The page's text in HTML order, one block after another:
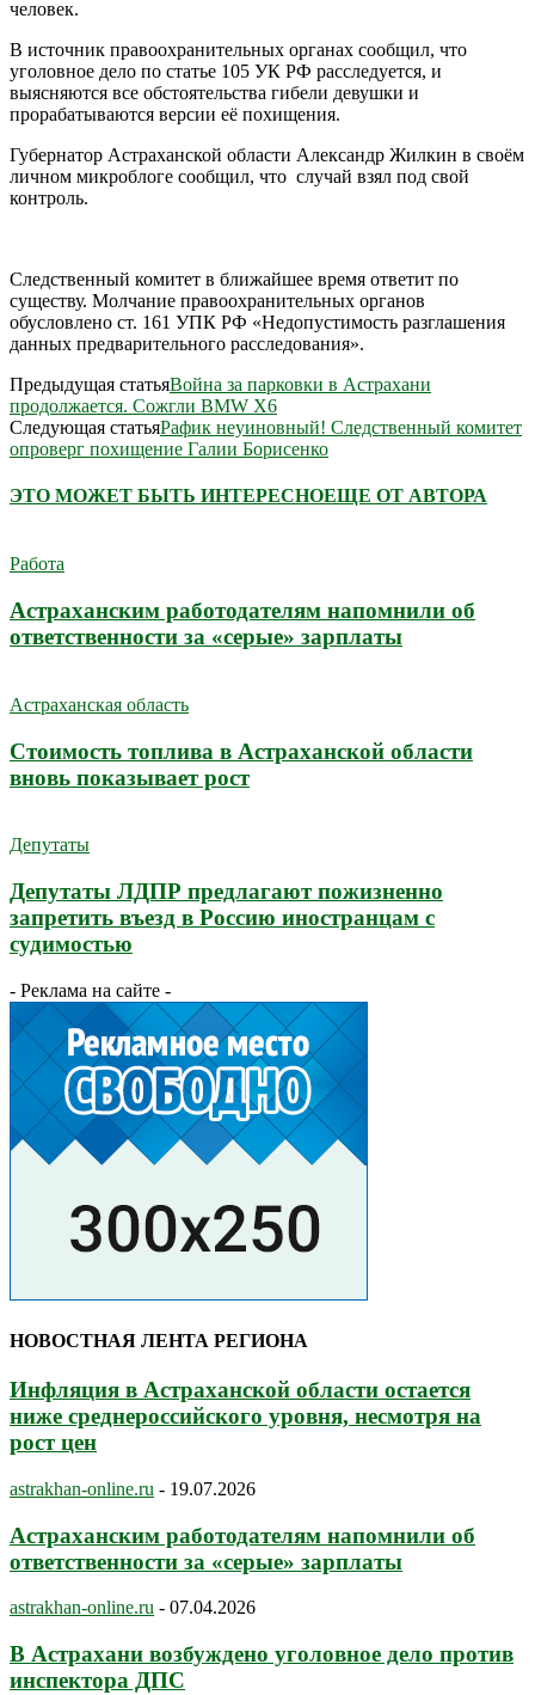
человек.
В источник правоохранительных органах сообщил, что
уголовное дело по статье 105 УК РФ расследуется, и
выясняются все обстоятельства гибели девушки и
прорабатываются версии её похищения.
Губернатор Астраханской области Александр Жилкин в своём
личном микроблоге сообщил, что случай взял под свой
контроль.
Следственный комитет в ближайшее время ответит по
существу. Молчание правоохранительных органов
обусловлено ст. 161 УПК РФ «Недопустимость разглашения
данных предварительного расследования».
Предыдущая статьяВойна за парковки в Астрахани
продолжается. Сожгли BMW X6
Следующая статьяРафик неуиновный! Следственный комитет
опроверг похищение Галии Борисенко
ЭТО МОЖЕТ БЫТЬ ИНТЕРЕСНОЕЩЕ ОТ АВТОРА
Работа
Астраханским работодателям напомнили об
ответственности за «серые» зарплаты
Астраханская область
Стоимость топлива в Астраханской области
вновь показывает рост
Депутаты
Депутаты ЛДПР предлагают пожизненно
запретить въезд в Россию иностранцам с
судимостью
- Реклама на сайте -
НОВОСТНАЯ ЛЕНТА РЕГИОНА
Инфляция в Астраханской области остается
ниже среднероссийского уровня, несмотря на
рост цен
astrakhan-online.ru - 19.07.2026
Астраханским работодателям напомнили об
ответственности за «серые» зарплаты
astrakhan-online.ru - 07.04.2026
В Астрахани возбуждено уголовное дело против
инспектора ДПС